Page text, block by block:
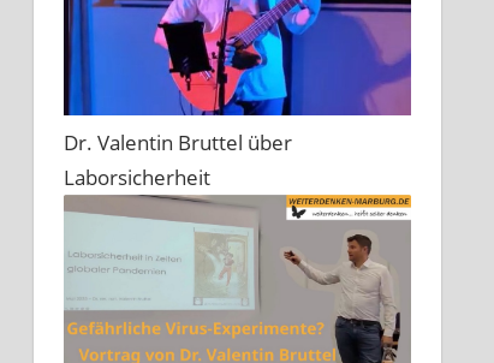
Dr. Valentin Bruttel über
Laborsicherheit